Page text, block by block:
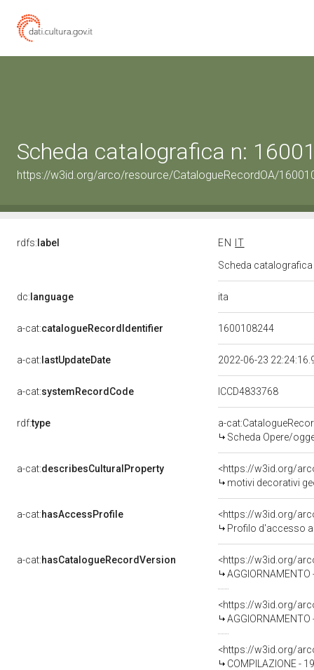
Scheda catalografica n:
https://w3id.org/arco/resource/CatalogueRecordOA/
rdfs: label EN
IT
Scheda
dc: language ita
a-cat:catalogueRecordIdentifier 1600108244
a-cat: lastUpdateDate 2022-06-23
a-cat:systemRecordCode ICCD4833768
rdf:type
a-
Scheda Opere/
a-cat:describesCulturalProperty
<https://w3id.org/
motivi decorativi
a-cat:hasAccessProfile
<https://w3id.org/
Profilo d'accesso
a-cat:hasCatalogueRecordVersion
<https://w3id.org/
AGGIORNAMENTO
<https://w3id.org/
AGGIORNAMENTO
<https://w3id.org/
COMPILAZIONE -